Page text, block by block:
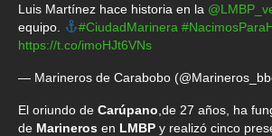
Luis Martínez hace historia en la
equipo.
#CiudadMarinera
https://t.co/imoHJt6VNs
— Marineros de Carabobo
El oriundo de Carúpano ,de 27 años, ha
de Marineros en LMBP y realizó cinco